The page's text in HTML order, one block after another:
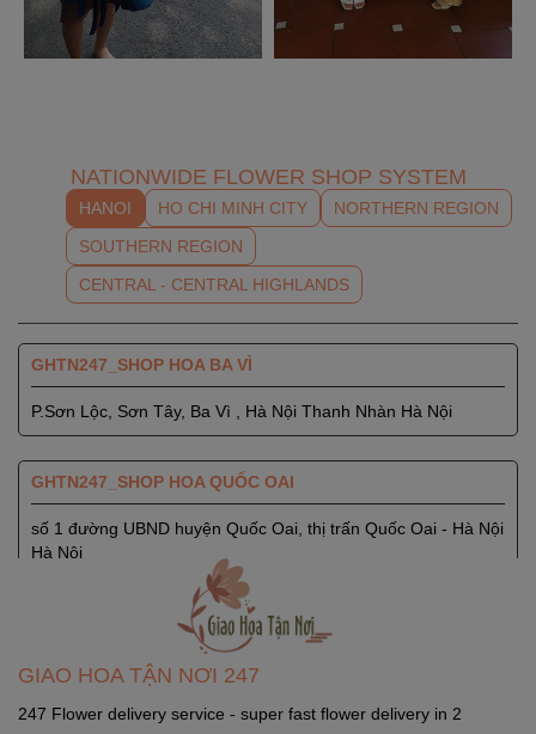
GIAO HOA TẬN NƠI 247
247 Flower delivery service - super fast flower delivery in 2
NATIONWIDE FLOWER SHOP SYSTEM
HANOI HO CHI MINH CITY
NORTHERN REGION
SOUTHERN REGION
CENTRAL - CENTRAL HIGHLANDS
GHTN247_SHOP HOA BA VÌ
P.Sơn Lộc, Sơn Tây, Ba Vì , Hà Nội Thanh Nhàn Hà Nội
GHTN247_SHOP HOA QUỐC OAI
số 1 đường UBND huyện Quốc Oai, thị trấn Quốc Oai - Hà Nội
Hà Nội
GHTN247_SHOP HOA SÓC SƠN
Quốc Lộ 3, Xã Phù Lỗ, Huyện Sóc Sơn, Thành Phố Hà Nội